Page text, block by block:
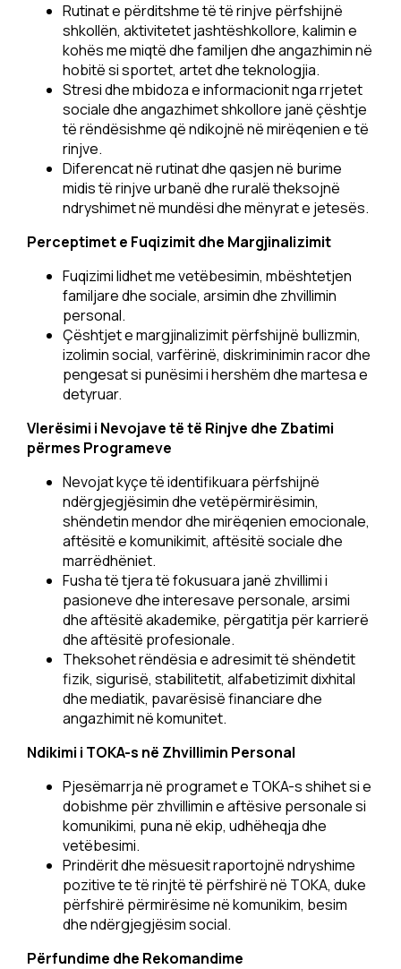
Rutinat e përditshme të të rinjve përfshijnë
shkollën, aktivitetet jashtëshkollore, kalimin e
kohës me miqtë dhe familjen dhe angazhimin në
hobitë si sportet, artet dhe teknologjia.
Stresi dhe mbidoza e informacionit nga rrjetet
sociale dhe angazhimet shkollore janë çështje
të rëndësishme që ndikojnë në mirëqenien e të
rinjve.
Diferencat në rutinat dhe qasjen në burime
midis të rinjve urbanë dhe ruralë theksojnë
ndryshimet në mundësi dhe mënyrat e jetesës.
Perceptimet e Fuqizimit dhe Margjinalizimit
Fuqizimi lidhet me vetëbesimin, mbështetjen
familjare dhe sociale, arsimin dhe zhvillimin
personal.
Çështjet e margjinalizimit përfshijnë bullizmin,
izolimin social, varfërinë, diskriminimin racor dhe
pengesat si punësimi i hershëm dhe martesa e
detyruar.
Vlerësimi i Nevojave të të Rinjve dhe Zbatimi
përmes Programeve
Nevojat kyçe të identifikuara përfshijnë
ndërgjegjësimin dhe vetëpërmirësimin,
shëndetin mendor dhe mirëqenien emocionale,
aftësitë e komunikimit, aftësitë sociale dhe
marrëdhëniet.
Fusha të tjera të fokusuara janë zhvillimi i
pasioneve dhe interesave personale, arsimi
dhe aftësitë akademike, përgatitja për karrierë
dhe aftësitë profesionale.
Theksohet rëndësia e adresimit të shëndetit
fizik, sigurisë, stabilitetit, alfabetizimit dixhital
dhe mediatik, pavarësisë financiare dhe
angazhimit në komunitet.
Ndikimi i TOKA-s në Zhvillimin Personal
Pjesëmarrja në programet e TOKA-s shihet si e
dobishme për zhvillimin e aftësive personale si
komunikimi, puna në ekip, udhëheqja dhe
vetëbesimi.
Prindërit dhe mësuesit raportojnë ndryshime
pozitive te të rinjtë të përfshirë në TOKA, duke
përfshirë përmirësime në komunikim, besim
dhe ndërgjegjësim social.
Përfundime dhe Rekomandime